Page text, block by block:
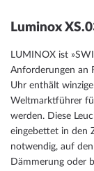
Luminox
LUMINOX ist
Anforderungen an
Uhr enthält
Weltmarktführer
werden. Diese
eingebettet in den
notwendig, auf
Dämmerung oder